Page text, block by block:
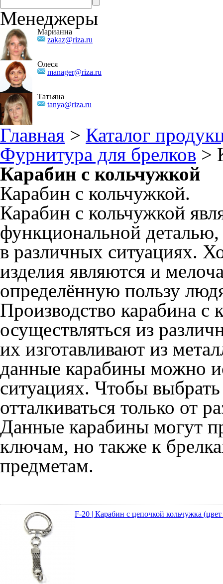
Менеджеры
Марианна
zakaz@riza.ru
Олеся
manager@riza.ru
Татьяна
tanya@riza.ru
Главная > Каталог
Фурнитура для брелков >
Карабин с кольчужкой
Карабин с кольчужкой.
Карабин с кольчужкой
функциональной
в различных ситуациях.
изделия являются и
определённую пользу
Производство карабина с
осуществляться из
их изготавливают из
данные карабины можно
ситуациях. Чтобы
отталкиваться только от
Данные карабины могут
ключам, но также к
предметам.
F-20 | Карабин с цепочкой кольчужка (цвет